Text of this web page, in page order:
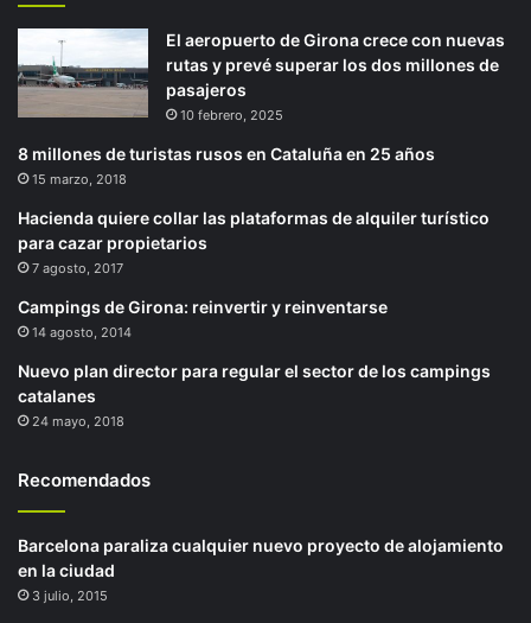
El aeropuerto de Girona crece con nuevas
rutas y prevé superar los dos millones de
pasajeros
10 febrero, 2025
8 millones de turistas rusos en Cataluña en 25 años
15 marzo, 2018
Hacienda quiere collar las plataformas de alquiler turístico
para cazar propietarios
7 agosto, 2017
Campings de Girona: reinvertir y reinventarse
14 agosto, 2014
Nuevo plan director para regular el sector de los campings
catalanes
24 mayo, 2018
Recomendados
Barcelona paraliza cualquier nuevo proyecto de alojamiento
en la ciudad
3 julio, 2015